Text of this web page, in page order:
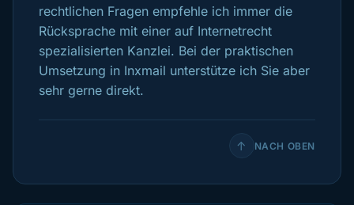
rechtlichen Fragen empfehle ich immer die
Rücksprache mit einer auf Internetrecht
spezialisierten Kanzlei. Bei der praktischen
Umsetzung in Inxmail unterstütze ich Sie aber
sehr gerne direkt.
↑ NACH OBEN